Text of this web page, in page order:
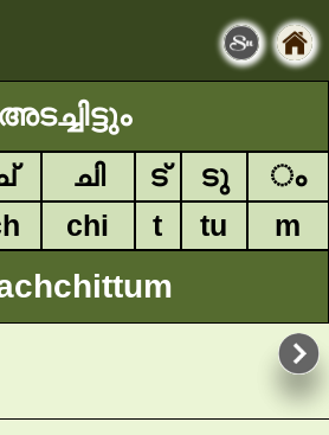
അടച്ചിട്ടും
ചി ട് ടു
ം
chi t tu m